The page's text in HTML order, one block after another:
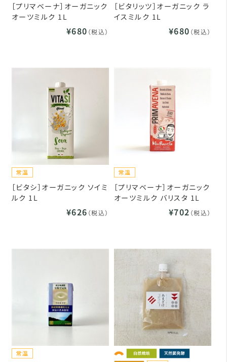
［プリマベーナ］オーガニック
オーツミルク 1L
¥680 （税込）
［ビタリッツ］オーガニック ラ
イスミルク 1L
¥680 （税込）
［ビタシ］オーガニック ソイミ
ルク 1L
¥626 （税込）
［プリマベーナ］オーガニック
オーツミルク バリスタ 1L
¥702 （税込）